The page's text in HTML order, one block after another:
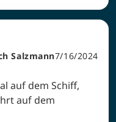
Ulrich Salzmann7/16/2024
auf dem Schiff,
auf dem